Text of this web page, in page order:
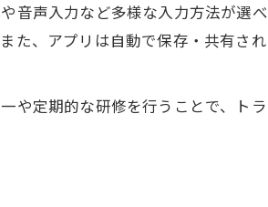
声入力など多様な入力方法が選べ
た、アプリは自動で保存・共有さ
や定期的な研修を行うことで、ト